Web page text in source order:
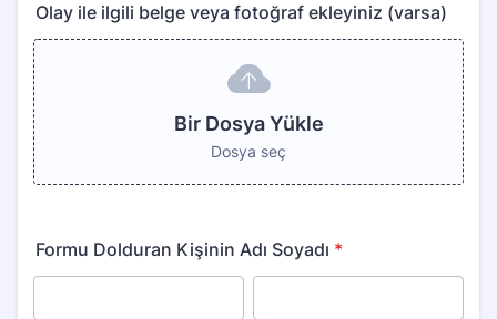
Olay ile ilgili belge veya fotoğraf ekleyiniz (varsa)
Bir Dosya Yükle
Dosya seç
Formu Dolduran Kişinin Adı Soyadı *